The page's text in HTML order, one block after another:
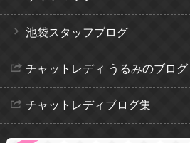
池袋スタッフブログ
チャットレディ うるみのブログ
チャットレディブログ集